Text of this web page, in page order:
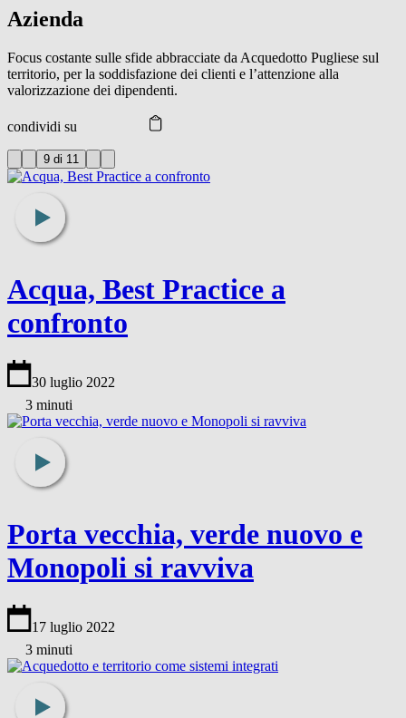
Azienda
Focus costante sulle sfide abbracciate da Acquedotto Pugliese sul
territorio, per la soddisfazione dei clienti e l’attenzione alla
valorizzazione dei dipendenti.
condividi su
9 di 11
Acqua, Best Practice a
confronto
30 luglio 2022
3 minuti
Porta vecchia, verde nuovo e
Monopoli si ravviva
17 luglio 2022
3 minuti